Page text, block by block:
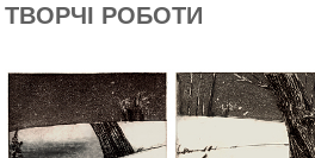
ТВОРЧІ РОБОТИ